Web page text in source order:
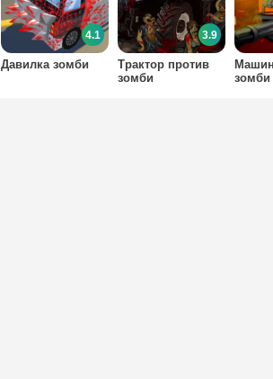
Давилка зомби
4.1
Трактор против
зомби
3.9
зомби